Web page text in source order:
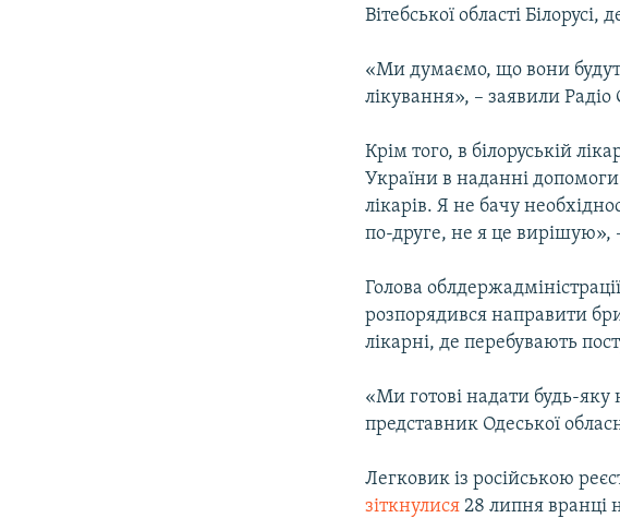
Вітебської області
«Ми думаємо, що вони
лікування», – заявили Радіо
Крім того, в білоруській
України в наданні допомоги
лікарів. Я не бачу
по-друге, не я це вирішую»,
Голова
розпорядився направити
лікарні, де перебувають
«Ми готові надати будь-яку
представник Одеської
Легковик із російською
зіткнулися 28 липня вранці